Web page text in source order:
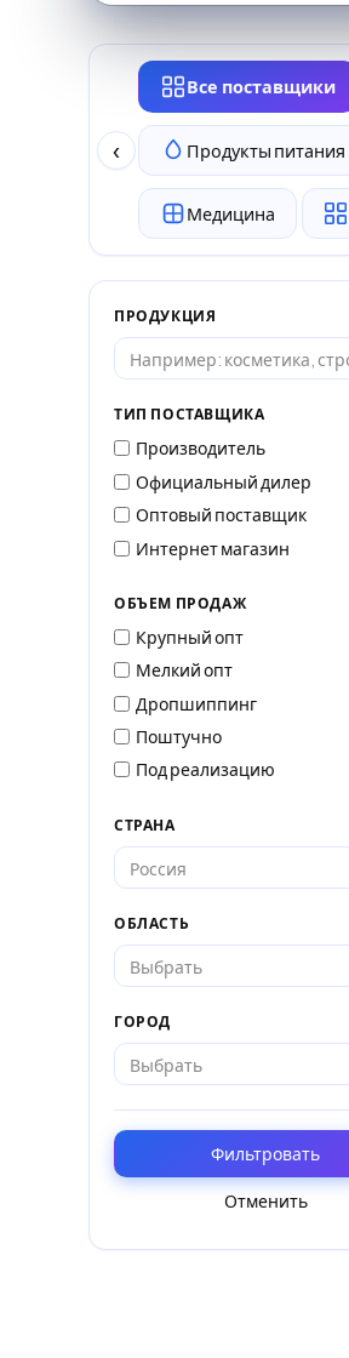
‹
Все поставщики
Продукты питания
Медицина
ПРОДУКЦИЯ
ТИП ПОСТАВЩИКА
Производитель
Официальный дилер
Оптовый поставщик
Интернет магазин
ОБЪЕМ ПРОДАЖ
Крупный опт
Мелкий опт
Дропшиппинг
Поштучно
Под реализацию
СТРАНА
Россия
ОБЛАСТЬ
Выбрать
ГОРОД
Выбрать
Фильтровать
Отменить